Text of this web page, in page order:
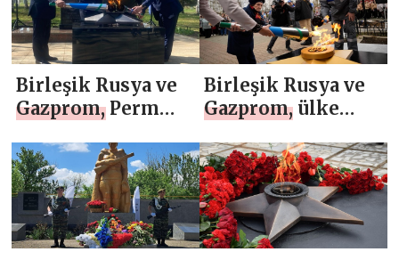
Birleşik Rusya ve
Gazprom, Perm
Osinsky
Mahallesi’nde
Ebedi Ateşi yaktı
Birleşik Rusya ve
Gazprom, ülke
anıtlarda Ebedi
Alevlerin
yakılmasını
sağladı